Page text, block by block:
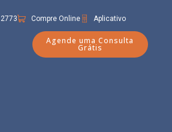
Compre Online Aplicativo
Agende uma Consulta
Grátis